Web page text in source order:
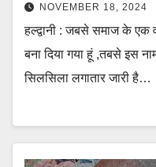
NOVEMBER 18, 2024
हल्द्वानी : जबसे समाज के एक
बना दिया गया हूं ,तबसे इस
सिलसिला लगातार जारी है…